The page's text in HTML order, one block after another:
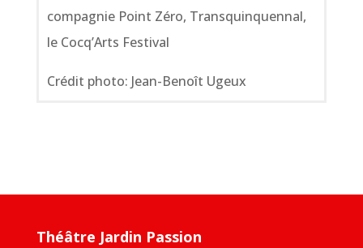
compagnie Point Zéro, Transquinquennal,
le Cocq’Arts Festival
Crédit photo: Jean-Benoît Ugeux
Théâtre Jardin Passion